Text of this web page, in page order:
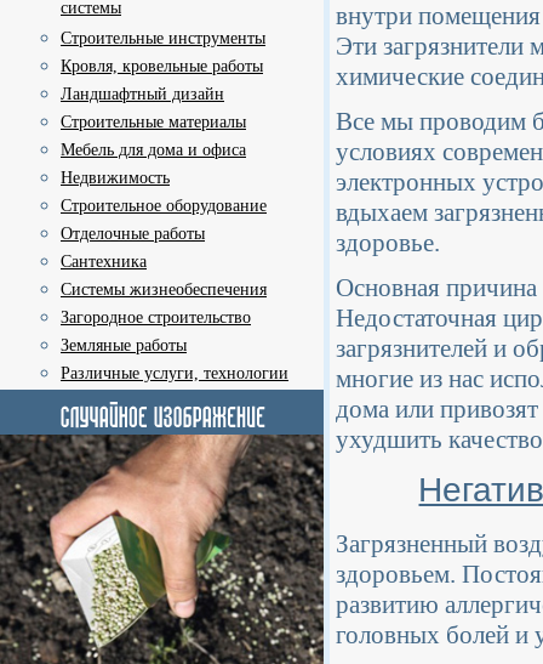
системы
Строительные инструменты
Кровля, кровельные работы
Ландшафтный дизайн
Строительные материалы
Мебель для дома и офиса
Недвижимость
Строительное оборудование
Отделочные работы
Сантехника
Системы жизнеобеспечения
Загородное строительство
Земляные работы
Различные услуги, технологии
внутри
Эти загрязнители
химические
Все мы проводим
условиях
электронных
вдыхаем
здоровье.
Основная причина
Недостаточная
загрязнителей и
многие из нас
дома или
ухудшить
Загрязненный
здоровьем.
развитию
головных болей и